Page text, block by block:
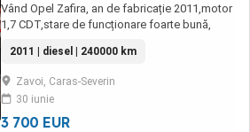
Vând Opel Zafira, an de fabricație 2011,motor
1,7 CDT,stare de funcționare foarte bună,
Preț informativ,3700 Euro.
2011 | diesel | 240000 km
Zavoi, Caras-Severin
30 iunie
3 700 EUR